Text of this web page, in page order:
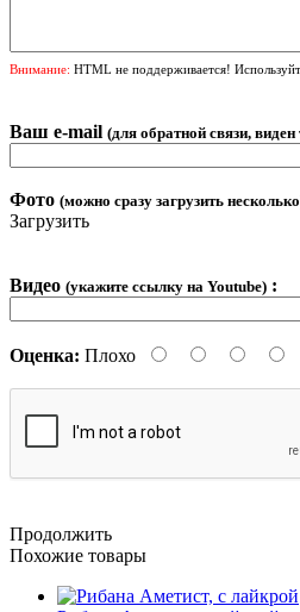
Внимание: HTML не поддерживается!
Ваш e-mail (для обратной связи,
Фото (можно сразу загрузить
Загрузить
Видео (укажите ссылку на Youtube) :
Оценка: Плохо
Продолжить
Похожие товары